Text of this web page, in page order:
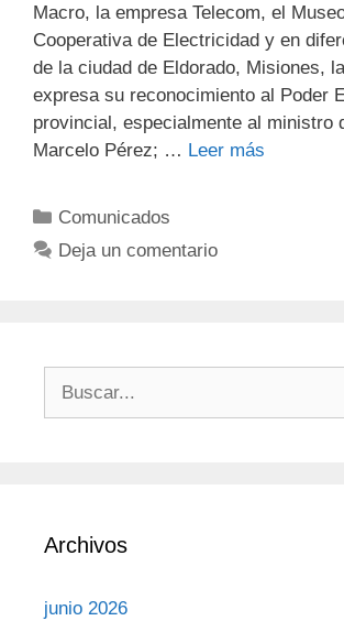
Macro, la empresa Telecom, el
Cooperativa de Electricidad y en
de la ciudad de Eldorado, Misiones,
expresa su reconocimiento al Poder
provincial, especialmente al ministro
Marcelo Pérez; … Leer más
Comunicados
Deja un comentario
Archivos
junio 2026